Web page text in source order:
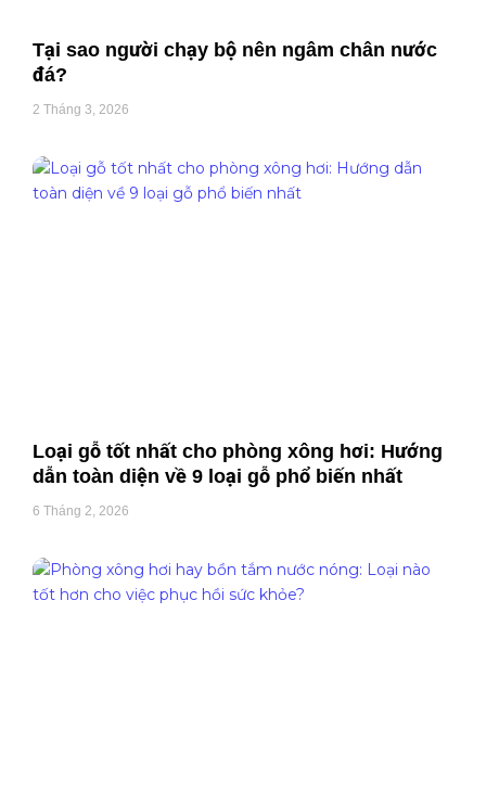
Tại sao người chạy bộ nên ngâm chân nước
đá?
2 Tháng 3, 2026
Loại gỗ tốt nhất cho phòng xông hơi: Hướng
dẫn toàn diện về 9 loại gỗ phổ biến nhất
6 Tháng 2, 2026